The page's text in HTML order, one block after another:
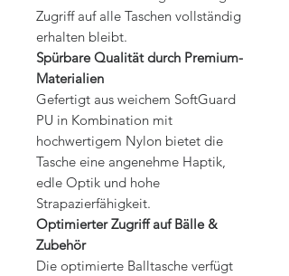
Zugriff auf alle Taschen vollständig
erhalten bleibt.
Spürbare Qualität durch Premium-
Materialien
Gefertigt aus weichem SoftGuard
PU in Kombination mit
hochwertigem Nylon bietet die
Tasche eine angenehme Haptik,
edle Optik und hohe
Strapazierfähigkeit.
Optimierter Zugriff auf Bälle &
Zubehör
Die optimierte Balltasche verfügt